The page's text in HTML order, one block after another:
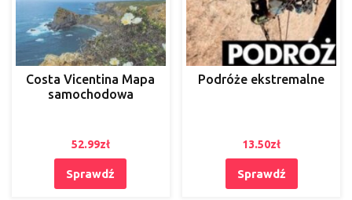
Costa Vicentina Mapa
samochodowa
52.99zł
Sprawdź
Podróże ekstremalne
13.50zł
Sprawdź